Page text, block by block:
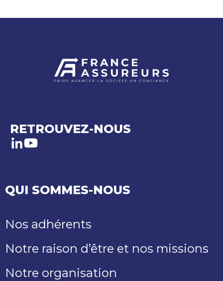
RETROUVEZ-NOUS
LinkedIn
Youtube
QUI SOMMES-NOUS
Nos adhérents
Notre raison d’être et nos missions
Notre organisation